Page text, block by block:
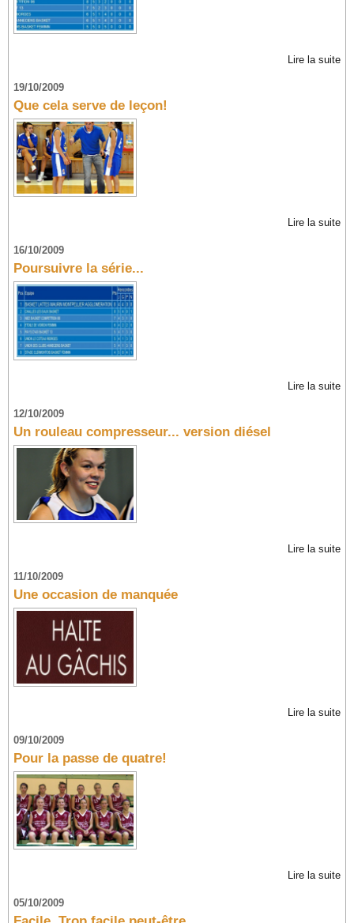
Lire la suite
19/10/2009
Que cela serve de leçon!
Lire la suite
16/10/2009
Poursuivre la série...
Lire la suite
12/10/2009
Un rouleau compresseur... version diésel
Lire la suite
11/10/2009
Une occasion de manquée
Lire la suite
09/10/2009
Pour la passe de quatre!
Lire la suite
05/10/2009